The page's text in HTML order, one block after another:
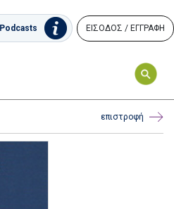
Podcasts ΕΙΣΟΔΟΣ / ΕΓΓΡΑΦΗ
επιστροφή